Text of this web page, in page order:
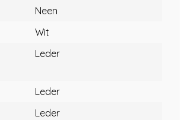
Neen
Wit
Leder
Leder
Leder